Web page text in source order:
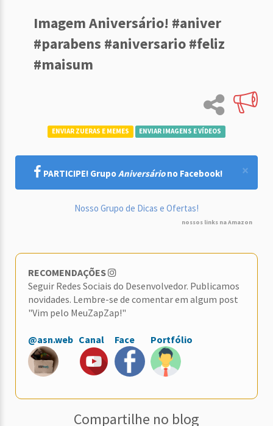
Imagem Aniversário! #aniver
#parabens #aniversario #feliz
#maisum
ENVIAR ZUERAS E MEMES ENVIAR IMAGENS E VÍDEOS
×
PARTICIPE! GrupoAniversáriono Facebook!
Nosso Grupo de Dicas e Ofertas!
nossos links na Amazon
RECOMENDAÇÕES
Seguir Redes Sociais do Desenvolvedor. Publicamos
novidades. Lembre-se de comentar em algum post
"Vim pelo MeuZapZap!"
@asn.web Canal Face Portfólio
Compartilhe no blog